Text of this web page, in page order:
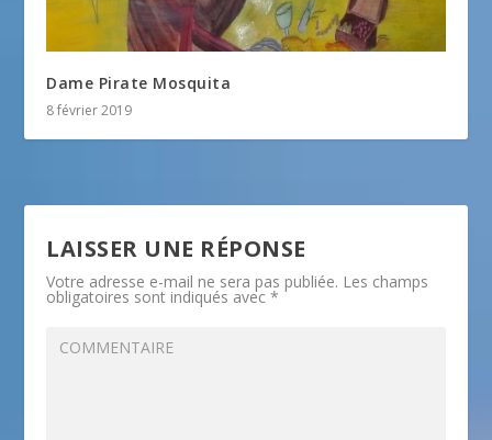
Dame Pirate Mosquita
8 février 2019
LAISSER UNE RÉPONSE
Votre adresse e-mail ne sera pas publiée. Les champs
obligatoires sont indiqués avec*